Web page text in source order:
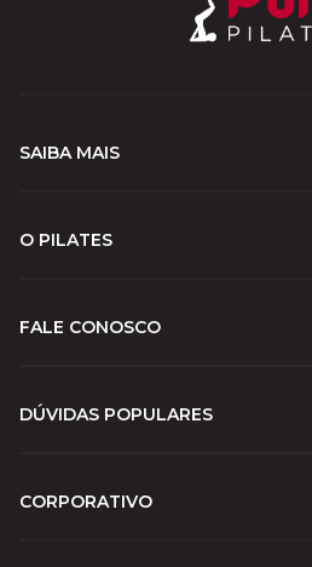
SAIBA MAIS
O PILATES
FALE CONOSCO
DÚVIDAS POPULARES
CORPORATIVO